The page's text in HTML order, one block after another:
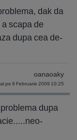
dak da
scapa de
dupa cea de-
oanaoaky
pe 9 Februarie 2009 10:25
dupa